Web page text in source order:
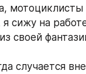
я сижу на
своей
случается